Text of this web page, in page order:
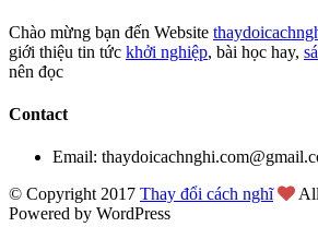
Chào mừng bạn đến Website
giới thiệu tin tức khởi nghiệp, bài học hay,
nên đọc
Contact
Email:
© Copyright 2017 Thay đổi cách nghĩ
Powered by WordPress